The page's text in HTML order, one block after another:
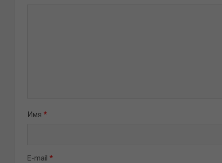
Имя *
E-mail *